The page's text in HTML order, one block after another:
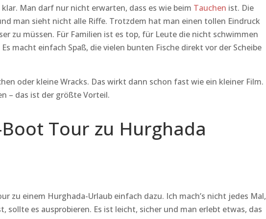
Man darf nur nicht erwarten, dass es wie beim Tauchen ist. Die
man sieht nicht alle Riffe. Trotzdem hat man einen tollen Eindruck
zu müssen. Für Familien ist es top, für Leute die nicht schwimmen
macht einfach Spaß, die vielen bunten Fische direkt vor der Scheibe
oder kleine Wracks. Das wirkt dann schon fast wie ein kleiner Film.
– das ist der größte Vorteil.
Tour zu Hurghada
zu einem Hurghada-Urlaub einfach dazu. Ich mach’s nicht jedes Mal,
sollte es ausprobieren. Es ist leicht, sicher und man erlebt etwas, das